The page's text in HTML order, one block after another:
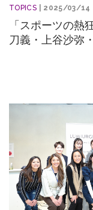
TOPICS | 2025/03/14
「スポーツの熱
刀義・上谷沙弥